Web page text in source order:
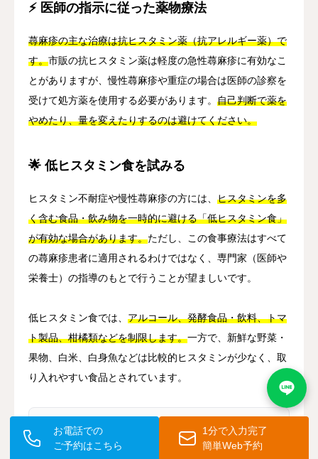
⚡ 医師の指示に従った薬物療法
蕁麻疹の主な治療は抗ヒスタミン薬（抗アレルギー薬）で
す。市販の抗ヒスタミン薬は軽度の急性蕁麻疹に有効なこ
とがありますが、慢性蕁麻疹や重症の場合は医師の診察を
受けて処方薬を使用する必要があります。 自己判断で薬を
やめたり、量を変えたりするのは避けてください。
🌟 低ヒスタミン食を試みる
ヒスタミン不耐症や慢性蕁麻疹の方には、 ヒスタミンを多
く含む食品・飲み物を一時的に避ける「低ヒスタミン食」
が有効な場合があります。ただし、この食事療法はすべて
の蕁麻疹患者に適用されるわけではなく、専門家（医師や
栄養士）の指導のもとで行うことが望ましいです。
低ヒスタミン食では、 アルコール、発酵食品・飲料、トマ
ト製品、柑橘類などを制限します。一方で、新鮮な野菜・
果物、白米、白身魚などは比較的ヒスタミンが少なく、取
り入れやすい食品とされています。
Q. 蕁麻疹で医療機関を受診すべき目安は？
お電話での
ご予約はこちら
1分で入力完了
簡単Web予約